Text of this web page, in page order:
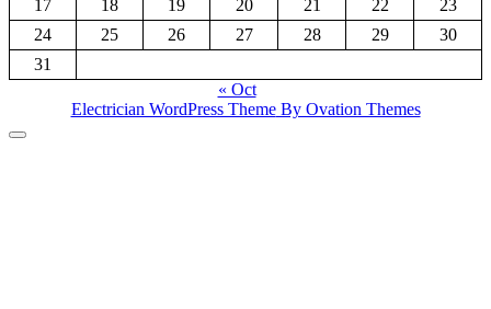
17
18 19 20 21 22
23
24
25 26 27 28 29
30
31
« Oct
Electrician WordPress ThemeBy Ovation Themes